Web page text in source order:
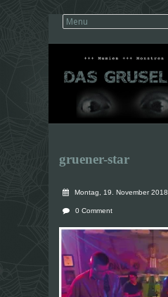
gruener-star
Montag, 19. November 2018
0 Comment